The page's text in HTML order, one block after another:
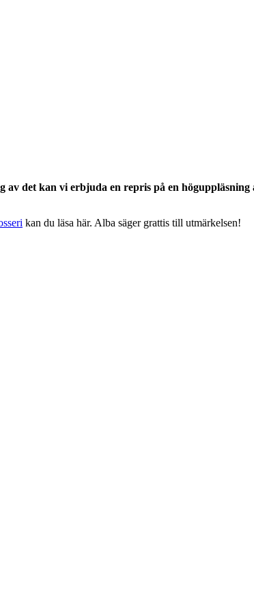
det kan vi erbjuda en repris på en
kan du läsa här. Alba säger grattis till utmärkelsen!